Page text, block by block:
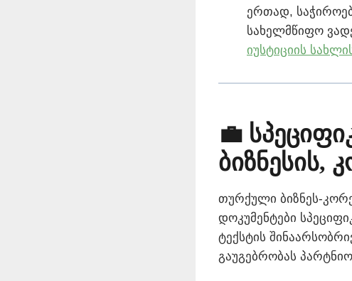
ერთად,
სახელმწიფო
იუსტიციის
💼
ბიზნესის,
თურქული ბიზნეს-
დოკუმენტები
ტექსტის
გაუგებრობას